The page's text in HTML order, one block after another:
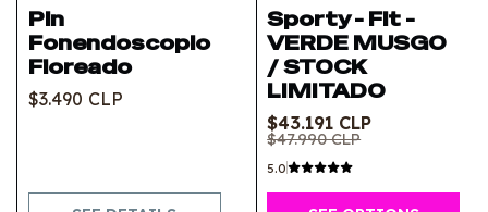
Pin
Fonendoscopio
Floreado
$3.490 CLP
Sporty - Fit -
VERDE MUSGO
/ STOCK
LIMITADO
$43.191 CLP
$47.990 CLP
5.0